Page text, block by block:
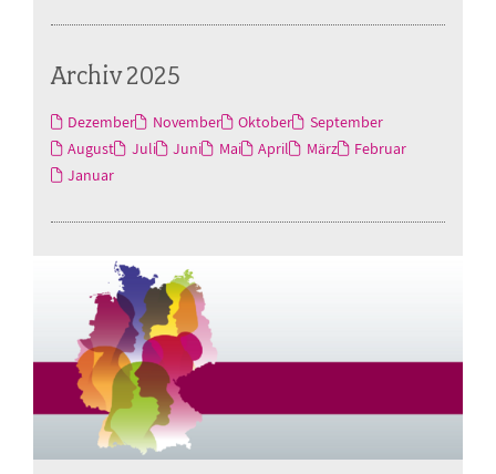
Archiv 2025
Dezember November Oktober
September
August
Juli Juni Mai April März
Februar
Januar